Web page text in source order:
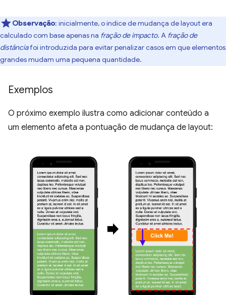
Observação: inicialmente, o índice de mudança de layout era
calculado com base apenas na fração de impacto. A fração de
distânciafoi introduzida para evitar penalizar casos em que elementos
grandes mudam uma pequena quantidade.
Exemplos
O próximo exemplo ilustra como adicionar conteúdo a
um elemento afeta a pontuação de mudança de layout: